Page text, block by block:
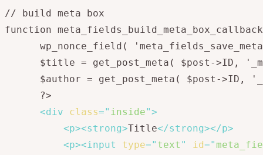
// build meta box
function
<div class=" inside">
<p><strong>Title</strong></p>
<p><input type=" text " id="